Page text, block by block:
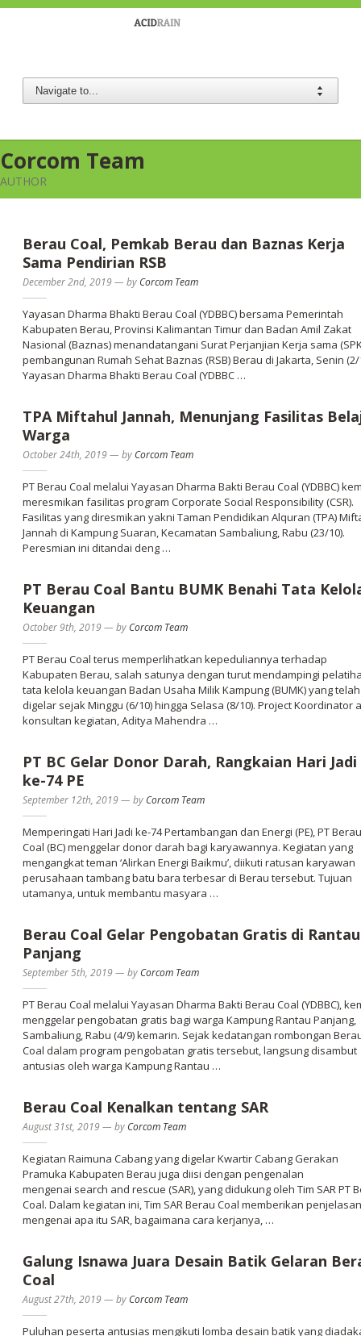
Corcom Team
AUTHOR
Berau Coal, Pemkab Berau dan Baznas Kerja
Sama Pendirian RSB
December 2nd, 2019— by Corcom Team
Yayasan Dharma Bhakti Berau Coal (YDBBC) bersama Pemerintah
Kabupaten Berau, Provinsi Kalimantan Timur dan Badan Amil Zakat
Nasional (Baznas) menandatangani Surat Perjanjian Kerja sama
pembangunan Rumah Sehat Baznas (RSB) Berau di Jakarta, Senin (2/
Yayasan Dharma Bhakti Berau Coal (YDBBC …
TPA Miftahul Jannah, Menunjang Fasilitas
Warga
October 24th, 2019— by Corcom Team
PT Berau Coal melalui Yayasan Dharma Bakti Berau Coal (YDBBC)
meresmikan fasilitas program Corporate Social Responsibility (CSR).
Fasilitas yang diresmikan yakni Taman Pendidikan Alquran (TPA)
Jannah di Kampung Suaran, Kecamatan Sambaliung, Rabu (23/10).
Peresmian ini ditandai deng …
PT Berau Coal Bantu BUMK Benahi Tata
Keuangan
October 9th, 2019— by Corcom Team
PT Berau Coal terus memperlihatkan kepeduliannya terhadap
Kabupaten Berau, salah satunya dengan turut mendampingi
tata kelola keuangan Badan Usaha Milik Kampung (BUMK) yang telah
digelar sejak Minggu (6/10) hingga Selasa (8/10). Project Koordinator
konsultan kegiatan, Aditya Mahendra …
PT BC Gelar Donor Darah, Rangkaian Hari Jadi
ke-74 PE
September 12th, 2019— by Corcom Team
Memperingati Hari Jadi ke-74 Pertambangan dan Energi (PE), PT Berau
Coal (BC) menggelar donor darah bagi karyawannya. Kegiatan yang
mengangkat teman ‘Alirkan Energi Baikmu’, diikuti ratusan karyawan
perusahaan tambang batu bara terbesar di Berau tersebut. Tujuan
utamanya, untuk membantu masyara …
Berau Coal Gelar Pengobatan Gratis di Rantau
Panjang
September 5th, 2019— by Corcom Team
PT Berau Coal melalui Yayasan Dharma Bakti Berau Coal (YDBBC),
menggelar pengobatan gratis bagi warga Kampung Rantau Panjang,
Sambaliung, Rabu (4/9) kemarin. Sejak kedatangan rombongan
Coal dalam program pengobatan gratis tersebut, langsung disambut
antusias oleh warga Kampung Rantau …
Berau Coal Kenalkan tentang SAR
August 31st, 2019— by Corcom Team
Kegiatan Raimuna Cabang yang digelar Kwartir Cabang Gerakan
Pramuka Kabupaten Berau juga diisi dengan pengenalan
mengenai search and rescue (SAR), yang didukung oleh Tim SAR PT
Coal. Dalam kegiatan ini, Tim SAR Berau Coal memberikan penjelasan
mengenai apa itu SAR, bagaimana cara kerjanya, …
Galung Isnawa Juara Desain Batik Gelaran
Coal
August 27th, 2019— by Corcom Team
Puluhan peserta antusias mengikuti lomba desain batik yang